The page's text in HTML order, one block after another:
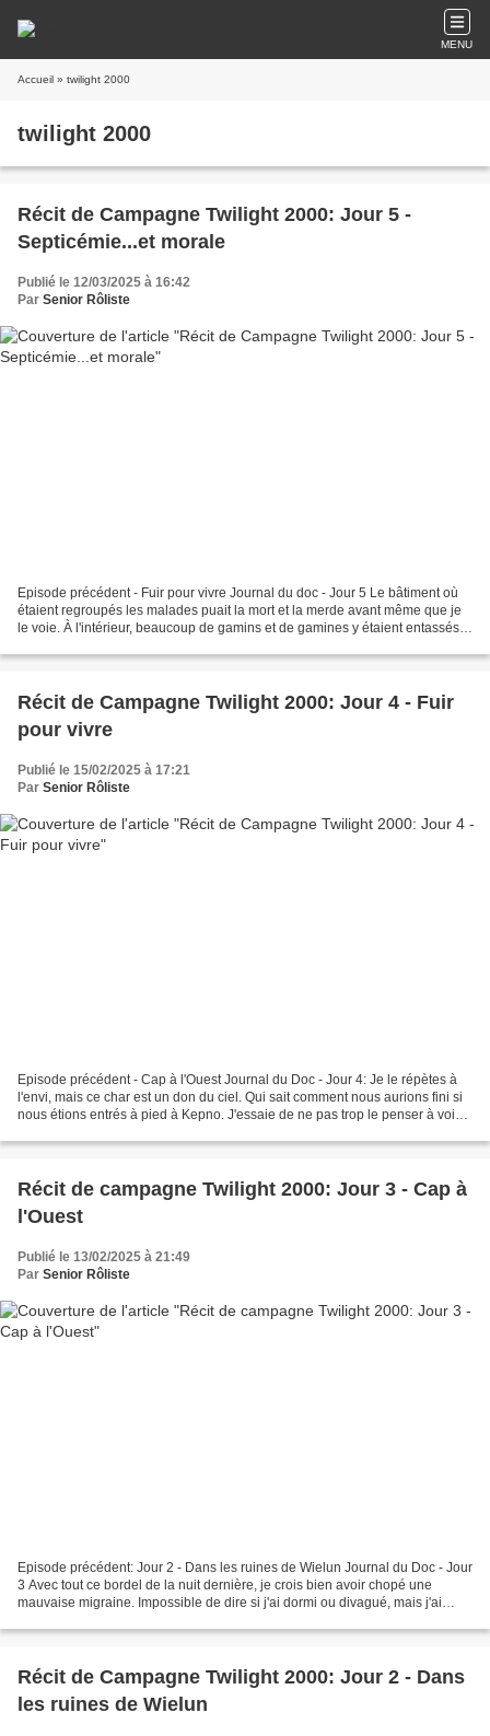
MENU
Accueil » twilight 2000
twilight 2000
Récit de Campagne Twilight 2000: Jour 5 -
Septicémie...et morale
Publié le 12/03/2025 à 16:42
Par Senior Rôliste
Episode précédent - Fuir pour vivre Journal du doc - Jour 5 Le bâtiment où
étaient regroupés les malades puait la mort et la merde avant même que je
le voie. À l'intérieur, beaucoup de gamins et de gamines y étaient entassés.
Récit de Campagne Twilight 2000: Jour 4 - Fuir
pour vivre
Publié le 15/02/2025 à 17:21
Par Senior Rôliste
Episode précédent - Cap à l'Ouest Journal du Doc - Jour 4: Je le répètes à
l'envi, mais ce char est un don du ciel. Qui sait comment nous aurions fini si
nous étions entrés à pied à Kepno. J'essaie de ne pas trop le penser à voix
Récit de campagne Twilight 2000: Jour 3 - Cap à
l'Ouest
Publié le 13/02/2025 à 21:49
Par Senior Rôliste
Episode précédent: Jour 2 - Dans les ruines de Wielun Journal du Doc - Jour
3 Avec tout ce bordel de la nuit dernière, je crois bien avoir chopé une
mauvaise migraine. Impossible de dire si j'ai dormi ou divagué, mais j'ai
Récit de Campagne Twilight 2000: Jour 2 - Dans
les ruines de Wielun